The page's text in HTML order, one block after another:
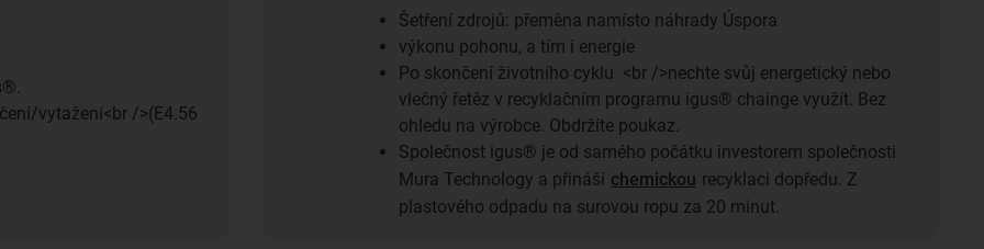
vytažení<br />(E4.56
Šetření zdrojů: přeměna namísto náhrady Úspora
výkonu pohonu, a tím i energie
Po skončení životního cyklu <br />nechte svůj energetický nebo
vlečný řetěz v recyklačním programu igus® chainge využít. Bez
ohledu na výrobce. Obdržíte poukaz.
Společnost igus® je od samého počátku investorem společnosti
Mura Technology a přináší chemickou recyklaci dopředu. Z
plastového odpadu na surovou ropu za 20 minut.